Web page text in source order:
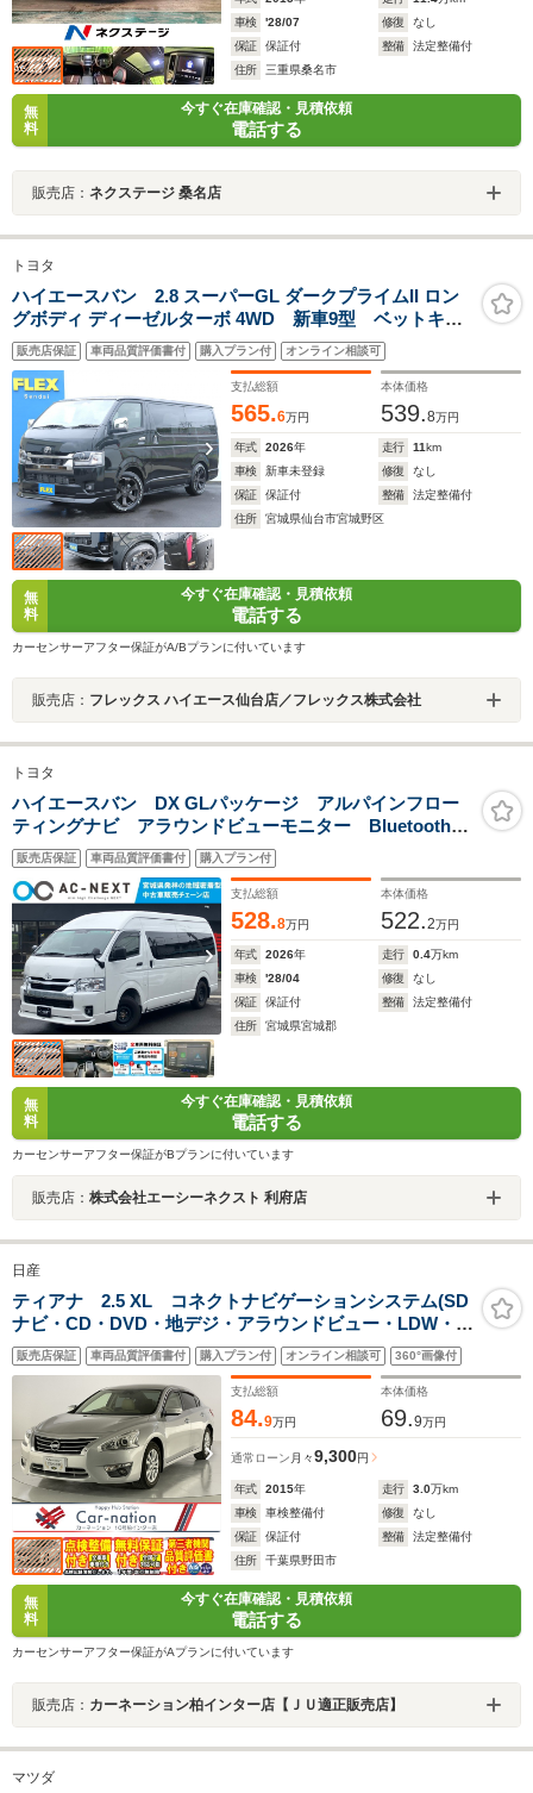
車検
'28/07 修復
なし
保証
保証付 整備
法定整備付
住所
三重県桑名市
無
料
今すぐ在庫確認・見積依頼
電話する
販売店： ネクステージ 桑名店
トヨタ
ハイエースバン 2.8 スーパーGL ダークプライムII ロン
グボディ ディーゼルターボ 4WD 新車9型 ベットキッ
ト アーバングランデ17AW ナスカータイヤ ディスプ
レイオーディオプラス フロントスポイラー オーバー
フェンダー オメガLEDテール 両側パワースライドド
ア バイビームヘットライト
販売店保証 車両品質評価書付 購入プラン付 オンライン相談可
支払総額
565.6万円
本体価格
539.8万円
年式 2026年 走行 11km
車検
新車未登録 修復
なし
保証
保証付 整備
法定整備付
住所
宮城県仙台市宮城野区
無
料
今すぐ在庫確認・見積依頼
電話する
カーセンサーアフター保証がA/Bプランに付いています
販売店： フレックス ハイエース仙台店／フレックス株式会社
トヨタ
ハイエースバン DX GLパッケージ アルパインフロー
ティングナビ アラウンドビューモニター Bluetooth
CD DVD LEDヘッドライト フォグランプモデリスタ
エアロ HDMI USBポート 100Wコンセント ドリン
クホルダー
販売店保証 車両品質評価書付 購入プラン付
支払総額
528.8万円
本体価格
522.2万円
年式 2026年 走行 0.4万km
車検
'28/04 修復
なし
保証
保証付 整備
法定整備付
住所
宮城県宮城郡
無
料
今すぐ在庫確認・見積依頼
電話する
カーセンサーアフター保証がBプランに付いています
販売店： 株式会社エーシーネクスト 利府店
日産
ティアナ 2.5 XL コネクトナビゲーションシステム(SD
ナビ・CD・DVD・地デジ・アラウンドビュー・LDW・
BSW・クルコン)/衝突軽減/踏み間違い防止/HIDヘッドラ
ンプ/オートライト/前席パワーシート/助手席オットマン/
ビルトインETC
販売店保証 車両品質評価書付 購入プラン付 オンライン相談可 360°画像付
支払総額
84.9万円
本体価格
69.9万円
通常ローン 月々9,300円
年式 2015年 走行 3.0万km
車検
車検整備付 修復
なし
保証
保証付 整備
法定整備付
住所
千葉県野田市
無
料
今すぐ在庫確認・見積依頼
電話する
カーセンサーアフター保証がAプランに付いています
販売店： カーネーション柏インター店【ＪＵ適正販売店】
マツダ